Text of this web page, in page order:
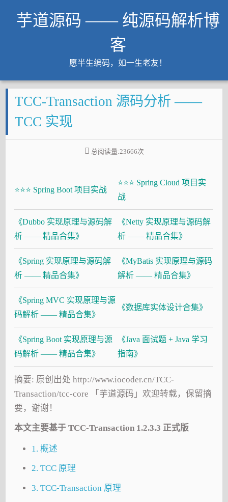
芋道源码 —— 纯源码解析博
客
愿半生编码，如一生老友！
文章
知识星球
Github
大厂面试必备
TCC-Transaction 源码分析 ——
TCC 实现
总阅读量:23666次
⭐⭐⭐ Spring Boot 项目实战
⭐⭐⭐ Spring Cloud 项目实
战
《Dubbo 实现原理与源码解
析 —— 精品合集》
《Netty 实现原理与源码解
析 —— 精品合集》
《Spring 实现原理与源码解
析 —— 精品合集》
《MyBatis 实现原理与源码
解析 —— 精品合集》
《Spring MVC 实现原理与源
码解析 —— 精品合集》
《数据库实体设计合集》
《Spring Boot 实现原理与源
码解析 —— 精品合集》
《Java 面试题 + Java 学习
指南》
摘要: 原创出处 http://www.iocoder.cn/TCC-
Transaction/tcc-core 「芋道源码」欢迎转载，保留摘
要，谢谢！
本文主要基于 TCC-Transaction 1.2.3.3 正式版
1. 概述
2. TCC 原理
3. TCC-Transaction 原理